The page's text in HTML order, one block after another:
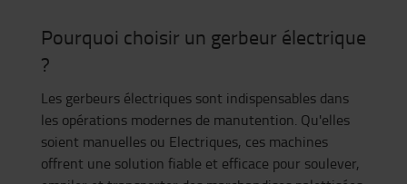
Pourquoi choisir un gerbeur électrique
?
Les gerbeurs électriques sont indispensables dans
les opérations modernes de manutention. Qu'elles
soient manuelles ou Electriques, ces machines
offrent une solution fiable et efficace pour soulever,